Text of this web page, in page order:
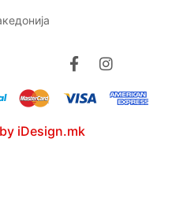
iDesign.mk